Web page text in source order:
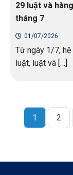
29 luật và
tháng 7
01/07/2026
Từ ngày 1/7,
luật, luật và […]
1 2